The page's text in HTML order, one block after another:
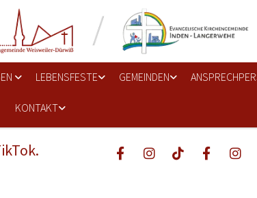
LEBENSFESTE GEMEINDEN
KONTAKT